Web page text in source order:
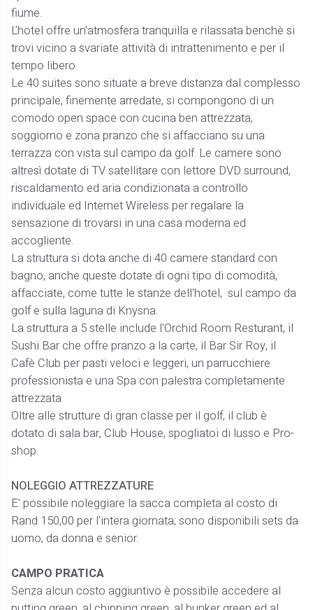
fiume.
L'hotel offre un'atmosfera tranquilla e rilassata benchè si
trovi vicino a svariate attività di intrattenimento e per il
tempo libero.
Le 40 suites sono situate a breve distanza dal complesso
principale, finemente arredate, si compongono di un
comodo open space con cucina ben attrezzata,
soggiorno e zona pranzo che si affacciano su una
terrazza con vista sul campo da golf. Le camere sono
altresì dotate di TV satellitare con lettore DVD surround,
riscaldamento ed aria condizionata a controllo
individuale ed Internet Wireless per regalare la
sensazione di trovarsi in una casa moderna ed
accogliente.
La struttura si dota anche di 40 camere standard con
bagno, anche queste dotate di ogni tipo di comodità,
affacciate, come tutte le stanze dell'hotel, sul campo da
golf e sulla laguna di Knysna.
La struttura a 5 stelle include l'Orchid Room Resturant, il
Sushi Bar che offre pranzo a la carte, il Bar Sir Roy, il
Cafè Club per pasti veloci e leggeri, un parrucchiere
professionista e una Spa con palestra completamente
attrezzata.
Oltre alle strutture di gran classe per il golf, il club è
dotato di sala bar, Club House, spogliatoi di lusso e Pro-
shop.
NOLEGGIO ATTREZZATURE
E' possibile noleggiare la sacca completa al costo di
Rand 150,00 per l'intera giornata; sono disponibili sets da
uomo, da donna e senior.
CAMPO PRATICA
Senza alcun costo aggiuntivo è possibile accedere al